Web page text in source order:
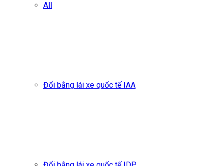
All
Đổi bằng lái xe quốc tế IAA